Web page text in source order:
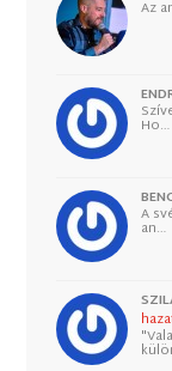
Az
Ho…
A
an…